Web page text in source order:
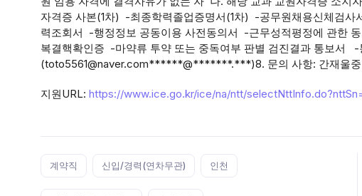
자격증 사본(1차) -최종학력졸업증명서(1차) -공무원채용신체검
력조회서 -행정정보 공동이용 사전동의서 -근무성적평정에 관한
복결핵확인증 -마약류 투약 또는 중독여부 판별 검진결과 통보서 -
(toto5561@naver.com******@*******.***)8. 문의 사항: 간재
지원URL: https://www.ice.go.kr/ice/na/ntt/
계약직 신입/경력(연차무관) 인천